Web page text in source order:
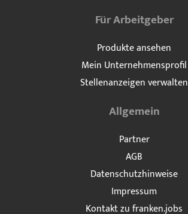
Für Arbeitgeber
Produkte ansehen
Mein Unternehmensprofil
Stellenanzeigen verwalten
Allgemein
Partner
AGB
Datenschutzhinweise
Impressum
Kontakt zu franken.jobs